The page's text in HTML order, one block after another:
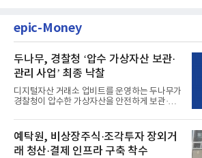
epic-Money
두나무, 경찰청 ‘압수 가상자산 보관·
관리 사업’ 최종 낙찰
디지털자산 거래소 업비트를 운영하는 두나무가
경찰청이 압수한 가상자산을 안전하게 보관·관
예탁원, 비상장주식·조각투자 장외거
래 청산·결제 인프라 구축 착수